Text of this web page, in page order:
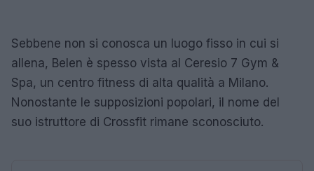
Sebbene non si conosca un luogo fisso in cui si
allena, Belen è spesso vista al Ceresio 7 Gym &
Spa, un centro fitness di alta qualità a Milano.
Nonostante le supposizioni popolari, il nome del
suo istruttore di Crossfit rimane sconosciuto.